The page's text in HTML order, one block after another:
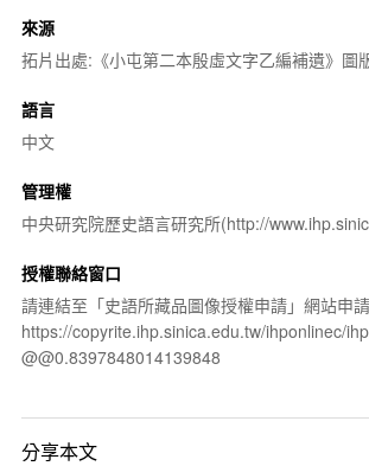
來源
拓片出處:《小屯第二本殷虛文字乙編補遺》圖
語言
中文
管理權
中央研究院歷史語言研究所(http://
授權聯絡窗口
請連結至「史語所藏品圖像授權申請」網站申
https://copyrite.ihp.sinica.edu.tw/ihponlinec/
@@0.8397848014139848
分享本文